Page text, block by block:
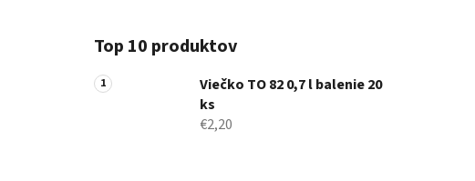
Top 10 produktov
Viečko TO 82 0,7 l balenie 20
ks
€2,20